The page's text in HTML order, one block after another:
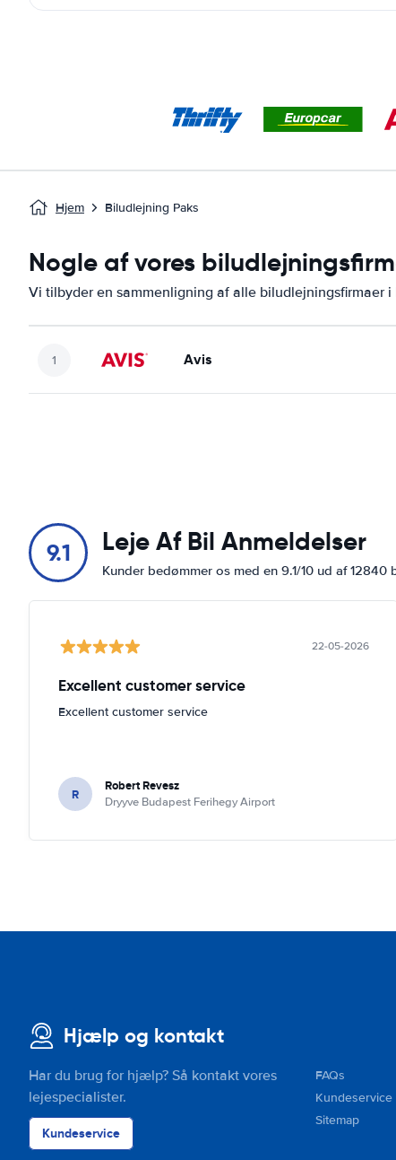
Hjem Biludlejning Paks
Nogle af vores
Vi tilbyder en sammenligning af alle biludlejningsfirmaer i
Avis
9.1 Leje Af Bil Anmeldelser
Kunder bedømmer os med en 9.1/10 ud af 12840
22-05-2026
Excellent customer service
Excellent customer service
R Robert Revesz
Dryyve Budapest Ferihegy Airport
Hjælp og kontakt
Har du brug for hjælp? Så kontakt vores
lejespecialister.
Kundeservice
FAQs
Kundeservice
Sitemap